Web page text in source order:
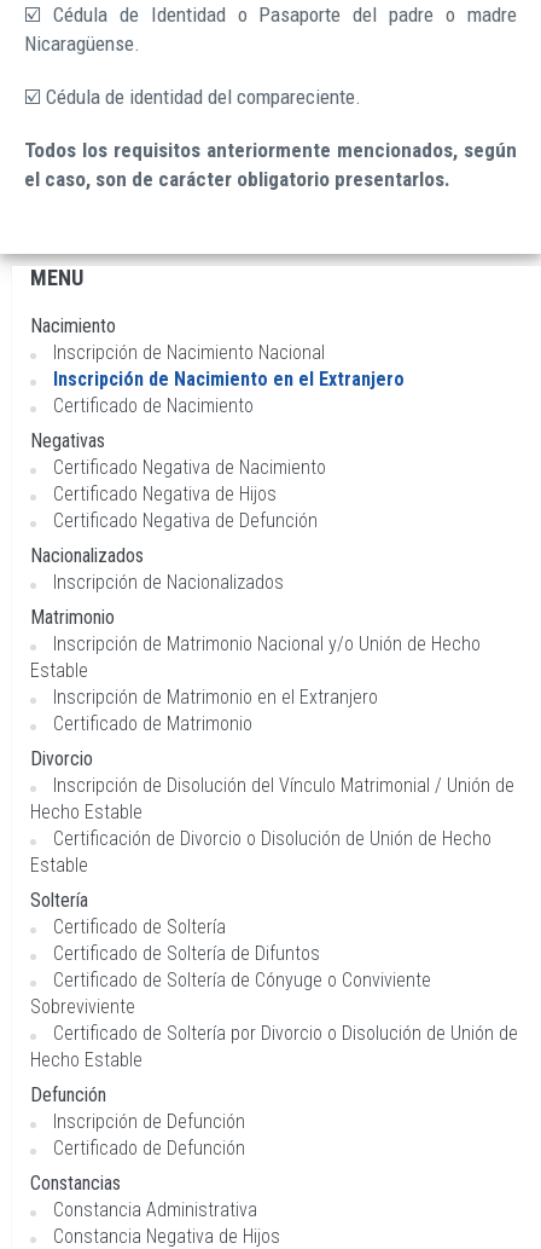
☑️ Cédula de Identidad o Pasaporte del padre o madre
Nicaragüense.
☑️ Cédula de identidad del compareciente.
Todos los requisitos anteriormente mencionados, según
el caso, son de carácter obligatorio presentarlos.
Navegación
principal
MENU
Nacimiento
Inscripción de Nacimiento Nacional
Inscripción de Nacimiento en el Extranjero
Certificado de Nacimiento
Negativas
Certificado Negativa de Nacimiento
Certificado Negativa de Hijos
Certificado Negativa de Defunción
Nacionalizados
Inscripción de Nacionalizados
Matrimonio
Inscripción de Matrimonio Nacional y/o Unión de Hecho
Estable
Inscripción de Matrimonio en el Extranjero
Certificado de Matrimonio
Divorcio
Inscripción de Disolución del Vínculo Matrimonial / Unión de
Hecho Estable
Certificación de Divorcio o Disolución de Unión de Hecho
Estable
Soltería
Certificado de Soltería
Certificado de Soltería de Difuntos
Certificado de Soltería de Cónyuge o Conviviente
Sobreviviente
Certificado de Soltería por Divorcio o Disolución de Unión de
Hecho Estable
Defunción
Inscripción de Defunción
Certificado de Defunción
Constancias
Constancia Administrativa
Constancia Negativa de Hijos